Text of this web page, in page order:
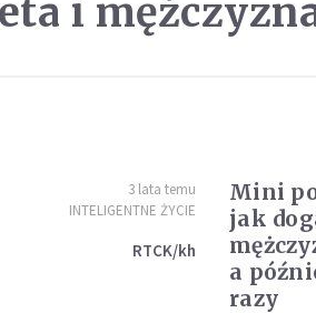
i
3 lata temu
INTELIGENTNE ŻYCIE
RTCK/kh
Mini
jak
a
razy